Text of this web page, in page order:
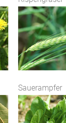
Sauerampfer